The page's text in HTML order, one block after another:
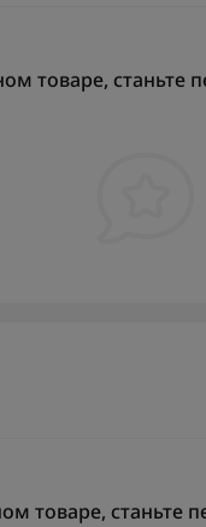
товаре, станьте
товаре, станьте